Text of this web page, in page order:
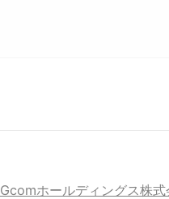
Gcomホールディングス株式